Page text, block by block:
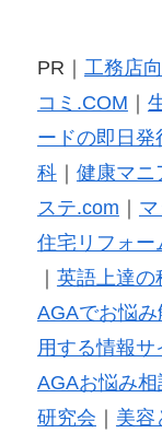
PR｜ 工務店
コミ.COM
ードの即日発
科｜ 健康マニ
ステ.com
住宅リフォー
英語上達の
AGAでお悩み
用する情報サ
AGAお悩み相
研究会
美容